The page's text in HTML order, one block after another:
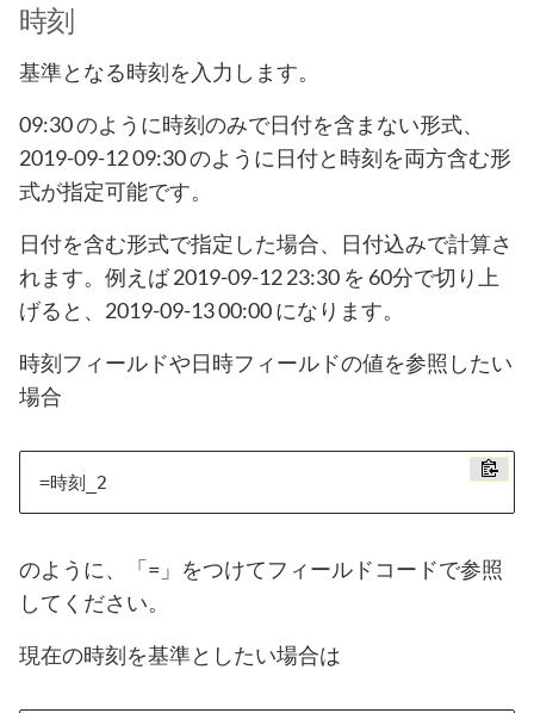
時刻
基準となる時刻を入力します。
09:30 のように時刻のみで日付を含まない形式、
2019-09-12 09:30 のように日付と時刻を両方含む形
式が指定可能です。
日付を含む形式で指定した場合、日付込みで計算さ
れます。例えば 2019-09-12 23:30 を 60分で切り上
げると、2019-09-13 00:00 になります。
時刻フィールドや日時フィールドの値を参照したい
場合
のように、「=」をつけてフィールドコードで参照
してください。
現在の時刻を基準としたい場合は